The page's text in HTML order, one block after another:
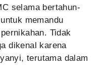
selama bertahun-
memandu
Tidak
dikenal karena
terutama dalam